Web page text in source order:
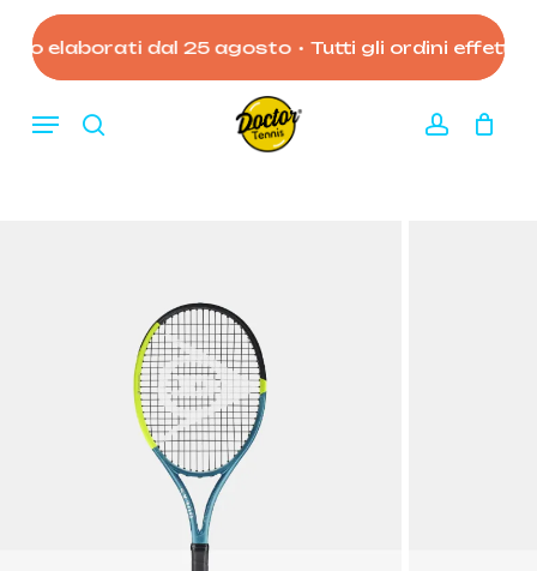
main
elaborati dal 25 agosto • Tutti gli ordini effettuati
search account
Menu
Carrello Close
Cart